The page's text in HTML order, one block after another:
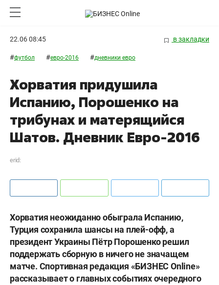
22.06 08:45 в закладки
#футбол #евро-2016 #дневники евро
Хорватия придушила
Испанию, Порошенко на
трибунах и матерящийся
Шатов. Дневник Евро-2016
erid:
Хорватия неожиданно обыграла Испанию,
Турция сохранила шансы на плей-офф, а
президент Украины Пётр Порошенко решил
поддержать сборную в ничего не значащем
матче. Спортивная редакция «БИЗНЕС Online»
рассказывает о главных событиях очередного